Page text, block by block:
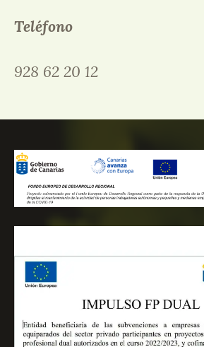
Teléfono
928 62 20 12